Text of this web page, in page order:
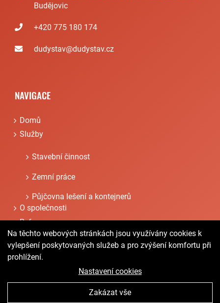
Budějovic
+420 775 180 174
dudystav@dudystav.cz
NAVIGACE
Domů
Služby
Stavební činnost
Zemní práce
Půjčovna lešení a kontejnerů
O společnosti
Reference
Kontakty
Na těchto webových stránkách jsou využívány cookies k
vylepšení poskytovaných služeb a pro zvýšení komfortu při
prohlížení.
Nastavení cookies
Zakázat vše